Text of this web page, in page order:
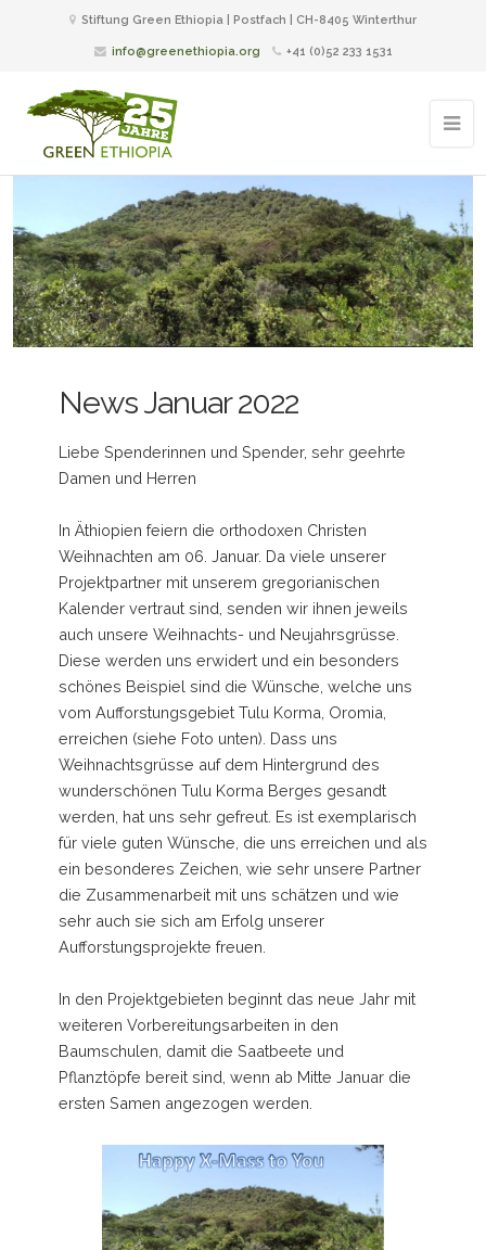
Stiftung Green Ethiopia | Postfach | CH-8405 Winterthur
info@greenethiopia.org +41 (0)52 233 1531
News Januar 2022
Liebe Spenderinnen und Spender, sehr geehrte
Damen und Herren
In Äthiopien feiern die orthodoxen Christen
Weihnachten am 06. Januar. Da viele unserer
Projektpartner mit unserem gregorianischen
Kalender vertraut sind, senden wir ihnen jeweils
auch unsere Weihnachts- und Neujahrsgrüsse.
Diese werden uns erwidert und ein besonders
schönes Beispiel sind die Wünsche, welche uns
vom Aufforstungsgebiet Tulu Korma, Oromia,
erreichen (siehe Foto unten). Dass uns
Weihnachtsgrüsse auf dem Hintergrund des
wunderschönen Tulu Korma Berges gesandt
werden, hat uns sehr gefreut. Es ist exemplarisch
für viele guten Wünsche, die uns erreichen und als
ein besonderes Zeichen, wie sehr unsere Partner
die Zusammenarbeit mit uns schätzen und wie
sehr auch sie sich am Erfolg unserer
Aufforstungsprojekte freuen.
In den Projektgebieten beginnt das neue Jahr mit
weiteren Vorbereitungsarbeiten in den
Baumschulen, damit die Saatbeete und
Pflanztöpfe bereit sind, wenn ab Mitte Januar die
ersten Samen angezogen werden.